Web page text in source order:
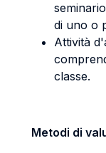
di uno o
Attività
classe.
Metodi di